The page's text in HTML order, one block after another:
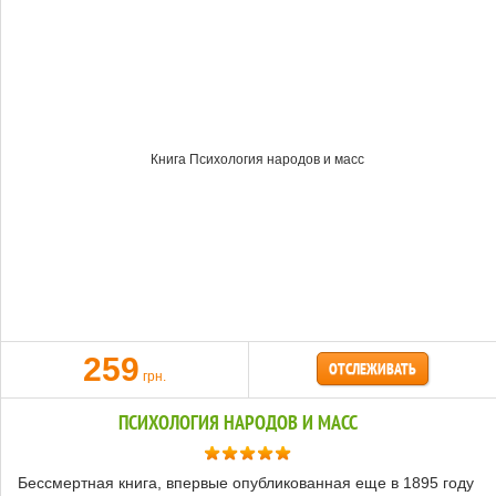
259 грн. ОТСЛЕЖИВАТЬ
ПСИХОЛОГИЯ НАРОДОВ И МАСС
Бессмертная книга, впервые опубликованная еще в 1895 году